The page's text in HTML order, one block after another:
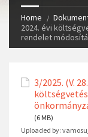
Home
2024. évi
rendelet
3/2025. (V.
(6 MB)
Uploaded by: